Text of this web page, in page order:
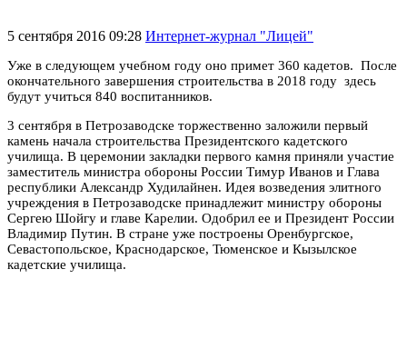
5 сентября 2016 09:28 Интернет-журнал "Лицей"
Уже в следующем учебном году оно примет 360 кадетов. После
окончательного завершения строительства в 2018 году здесь
будут учиться 840 воспитанников.
3 сентября в Петрозаводске торжественно заложили первый
камень начала строительства Президентского кадетского
училища. В церемонии закладки первого камня приняли участие
заместитель министра обороны России Тимур Иванов и Глава
республики Александр Худилайнен. Идея возведения элитного
учреждения в Петрозаводске принадлежит министру обороны
Сергею Шойгу и главе Карелии. Одобрил ее и Президент России
Владимир Путин. В стране уже построены Оренбургское,
Севастопольское, Краснодарское, Тюменское и Кызылское
кадетские училища.